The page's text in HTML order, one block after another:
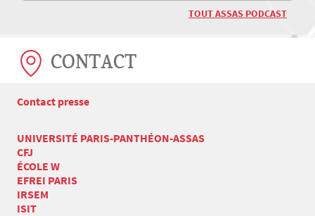
TOUT ASSAS PODCAST
CONTACT
Contact presse
UNIVERSITÉ PARIS-PANTHÉON-ASSAS
CFJ
ÉCOLE W
EFREI PARIS
IRSEM
ISIT